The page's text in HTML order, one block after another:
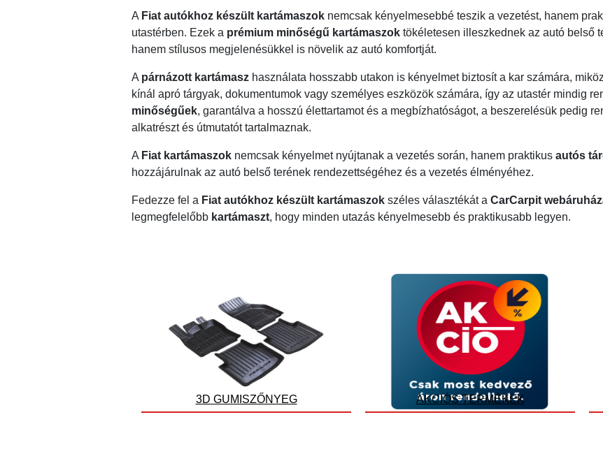
A Fiat autókhoz készült kartámaszok nemcsak kényelmesebbé teszik a vezetést, hanem
utastérben. Ezek a prémium minőségű kartámaszok tökéletesen illeszkednek az autó belső
hanem stílusos megjelenésükkel is növelik az autó komfortját.
A párnázott kartámasz használata hosszabb utakon is kényelmet biztosít a kar számára,
kínál apró tárgyak, dokumentumok vagy személyes eszközök számára, így az utastér mindig
minőségűek, garantálva a hosszú élettartamot és a megbízhatóságot, a beszerelésük pedig
alkatrészt és útmutatót tartalmaznak.
A Fiat kartámaszok nemcsak kényelmet nyújtanak a vezetés során, hanem praktikusautós
hozzájárulnak az autó belső terének rendezettségéhez és a vezetés élményéhez.
Fedezze fel a Fiat autókhoz készült kartámaszok széles választékát aCarCarpit
legmegfelelőbb kartámaszt, hogy minden utazás kényelmesebb és praktikusabb legyen.
3D GUMISZŐNYEG AKCIÓS TERMÉKEK